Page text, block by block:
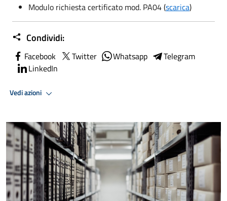
Modulo richiesta certificato mod. PA04 (scarica)
Condividi:
Facebook Twitter Whatsapp
Telegram
LinkedIn
Vedi azioni